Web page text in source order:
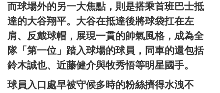
而球場外的另一大焦點，則是搭乘首班巴士抵
達的大谷翔平。大谷在抵達後將球袋扛在左
肩、反戴球帽，展現一貫的帥氣風格，成為全
隊「第一位」踏入球場的球員，同車的還包括
鈴木誠也、近藤健介與牧秀悟等明星國手。
球員入口處早被守候多時的粉絲擠得水洩不